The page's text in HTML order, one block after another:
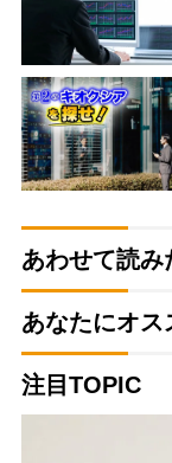
あわせて読み
あなたにオス
注目TOPIC